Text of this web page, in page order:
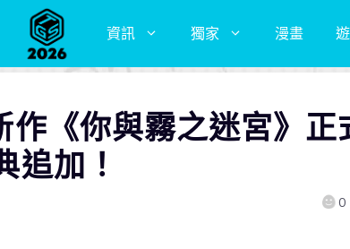
資訊 獨家 漫畫
作《你與霧之迷宮》正
追加！
0